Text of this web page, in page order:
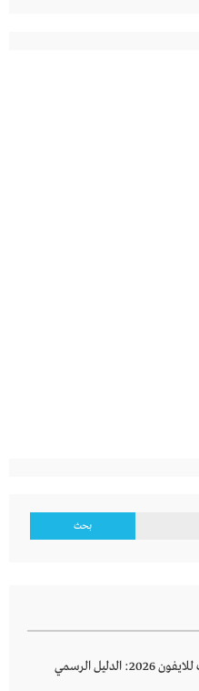
تحميل تطبيق Eashahtech اعاشتك للايفون 2026: الدليل الرسمي